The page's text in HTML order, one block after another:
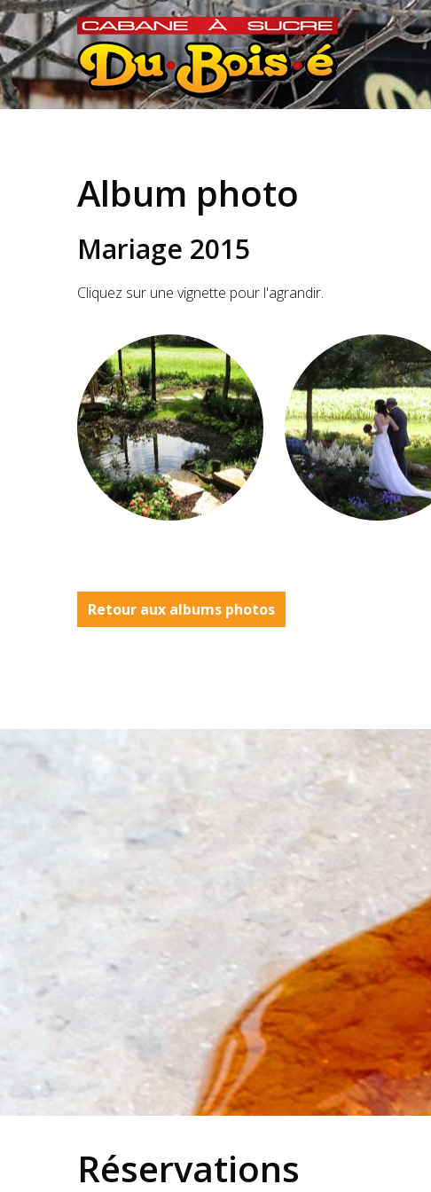
Album photo
Mariage 2015
Cliquez sur une vignette pour l'agrandir.
Retour aux albums photos
Réservations